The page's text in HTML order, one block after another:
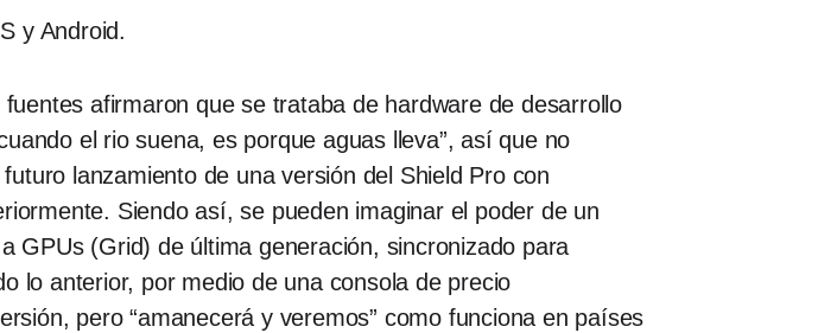
y Android.
afirmaron que se trataba de hardware de desarrollo
el rio suena, es porque aguas lleva”, así que no
lanzamiento de una versión del Shield Pro con
Siendo así, se pueden imaginar el poder de un
GPUs (Grid) de última generación, sincronizado para
lo anterior, por medio de una consola de precio
pero “amanecerá y veremos” como funciona en países